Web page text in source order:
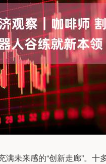
未来感的“创新走廊”。十